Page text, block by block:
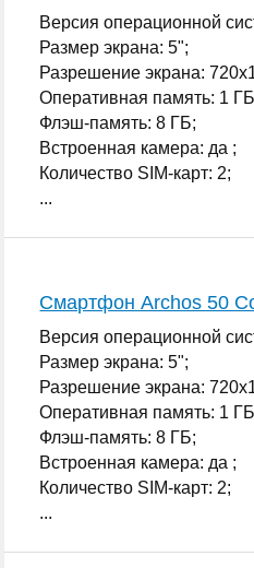
Версия операционной
Размер экрана: 5";
Разрешение экрана:
Оперативная память: 1
Флэш-память: 8 ГБ;
Встроенная камера: да ;
Количество SIM-карт: 2;
...
Смартфон Archos 50
Версия операционной
Размер экрана: 5";
Разрешение экрана:
Оперативная память: 1
Флэш-память: 8 ГБ;
Встроенная камера: да ;
Количество SIM-карт: 2;
...